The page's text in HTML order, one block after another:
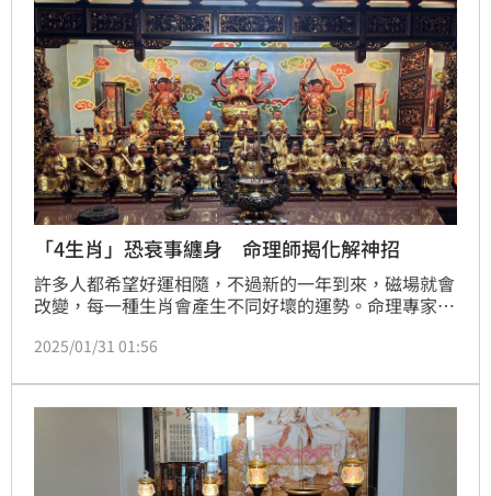
「4生肖」恐衰事纏身 命理師揭化解神招
許多人都希望好運相隨，不過新的一年到來，磁場就會
改變，每一種生肖會產生不同好壞的運勢。命理專家楊
小人還有血光之災、屬虎刑太歲，須防桃花破財、屬豬
朋友出賣。
2025/01/31 01:56